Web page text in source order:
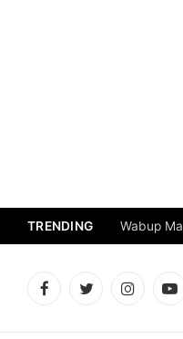
TRENDING
FacebookTwitterInstagram